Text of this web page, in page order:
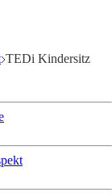
TEDi Kindersitz